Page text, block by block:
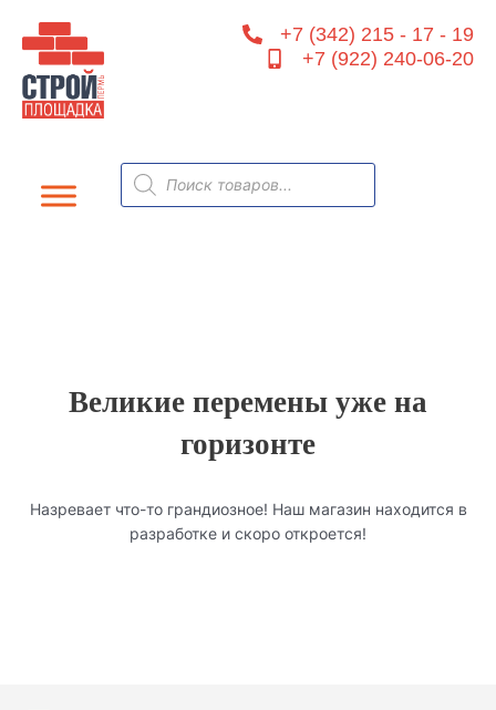
содержимому
+7 (342) 215 - 17 - 19
+7 (922) 240-06-20
Поиск
товаров
Великие перемены уже на
горизонте
Назревает что-то грандиозное! Наш магазин находится в
разработке и скоро откроется!